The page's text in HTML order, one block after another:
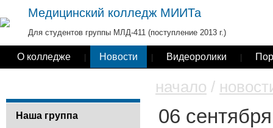
Медицинский колледж МИИТа
Для студентов группы МЛД-411 (поступление 2013 г.)
О колледже Новости Видеоролики
Наша группа
начало /
06